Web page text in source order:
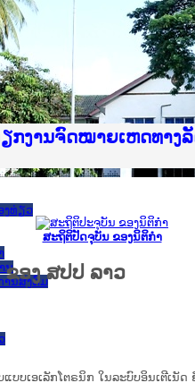
ທດ
ະມົນຕີ
ງທ່ຽວ
ນ
ານສັງຄົມ
Lao PDR
ດໝາຍເຫດທາງລັດຖະກ
ກງານຈົດໝາຍເຫດທາງ
ວນຄືນການຈັດຕັ້ງປະຕິບັ
ານງານວຽກງານຈົດໝາ
ານງານວຽກງານຈົດໝາ
ໝາຍລາວ ແລະ ເວັບໄຊ
ໝາຍລາວ ແລະ ເວັບໄຊ
ານຈົດໝາຍເຫດທາງລັດ
ກງານຈົດໝາຍເຫດທາງ
ສະຖິຕິປັດຈຸບັນ ຂອງນິຕິກໍາ
ອງ ສປປ ລາວ
ເອ​ເລັກ​ໂຕ​ຣ​ນິກ ໃນ​ລະ​ບົບ​ອິນ​ເຕີ​ເນັ